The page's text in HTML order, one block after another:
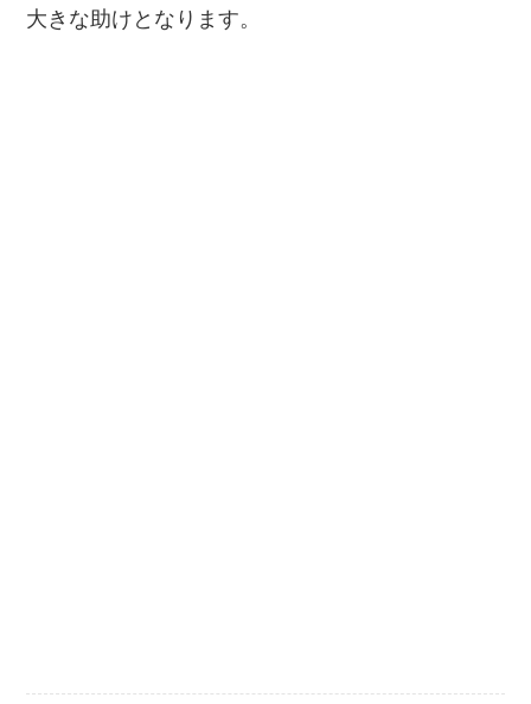
大きな助けとなります。